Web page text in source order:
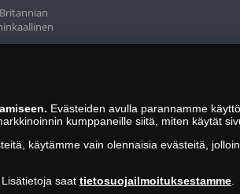
Evästeiden avulla parannamme
kumppaneille siitä, miten käytät
käytämme vain olennaisia evästeitä,
saat tietosuojailmoituksestamme